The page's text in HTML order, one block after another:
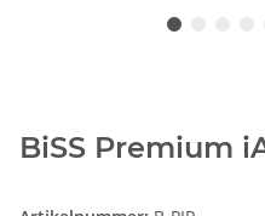
BiSS Premium